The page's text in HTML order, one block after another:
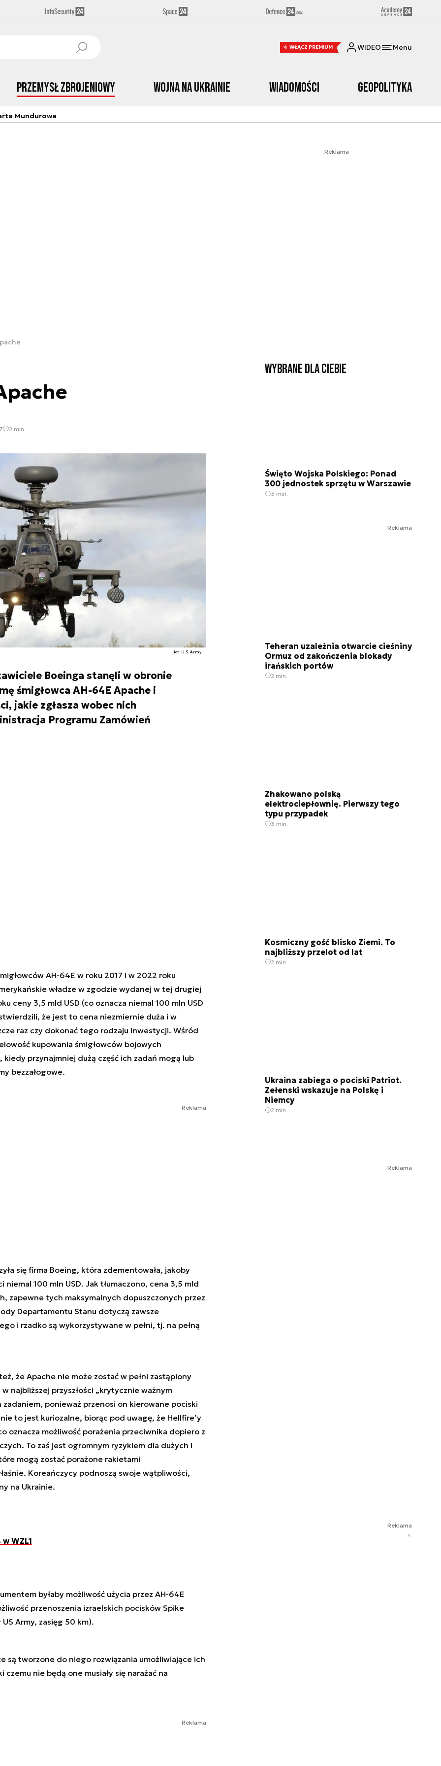
WŁĄCZ PREMIUM WIDEO Menu
Przemysł Zbrojeniowy Wojna na Ukrainie Wiadomości Geopolityka
Mundurowa
Reklama
2 min.
fot. U.S. Army
Boeinga stanęli w obronie
śmigłowca AH-64E Apache i
jakie zgłasza wobec nich
Programu Zamówień
AH-64E w roku 2017 i w 2022 roku
władze w zgodzie wydanej w tej drugiej
ceny 3,5 mld USD (co oznacza niemal 100 mln USD
że jest to cena niezmiernie duża i w
raz czy dokonać tego rodzaju inwestycji. Wśród
kupowania śmigłowców bojowych
przynajmniej dużą część ich zadań mogą lub
bezzałogowe.
Reklama
się firma Boeing, która zdementowała, jakoby
niemal 100 mln USD. Jak tłumaczono, cena 3,5 mld
zapewne tych maksymalnych dopuszczonych przez
Departamentu Stanu dotyczą zawsze
i rzadko są wykorzystywane w pełni, tj. na pełną
że Apache nie może zostać w pełni zastąpiony
najbliższej przyszłości „krytycznie ważnym
ponieważ przenosi on kierowane pociski
to jest kuriozalne, biorąc pod uwagę, że Hellfire’y
oznacza możliwość porażenia przeciwnika dopiero z
To zaś jest ogromnym ryzykiem dla dużych i
mogą zostać porażone rakietami
Koreańczycy podnoszą swoje wątpliwości,
na Ukrainie.
WZL1
byłaby możliwość użycia przez AH-64E
przenoszenia izraelskich pocisków Spike
Army, zasięg 50 km).
są tworzone do niego rozwiązania umożliwiające ich
czemu nie będą one musiały się narażać na
Reklama
Wybrane dla Ciebie
Święto Wojska Polskiego: Ponad
300 jednostek sprzętu w Warszawie
3 min.
Reklama
Teheran uzależnia otwarcie cieśniny
Ormuz od zakończenia blokady
irańskich portów
2 min.
Zhakowano polską
elektrociepłownię. Pierwszy tego
typu przypadek
3 min.
Kosmiczny gość blisko Ziemi. To
najbliższy przelot od lat
2 min.
Ukraina zabiega o pociski Patriot.
Zełenski wskazuje na Polskę i
Niemcy
2 min.
Reklama
Reklama